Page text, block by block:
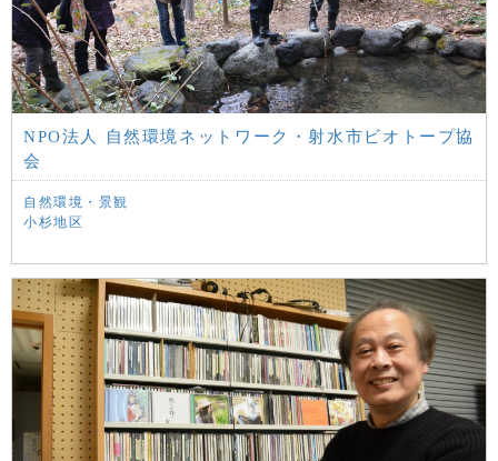
NPO法人 自然環境ネットワーク・射水市ビオトープ協
会
自然環境・景観
小杉地区